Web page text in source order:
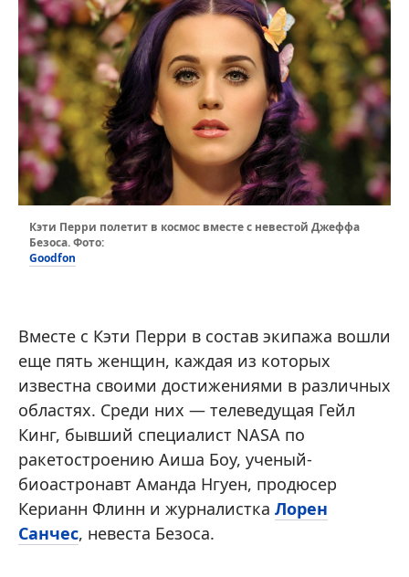
Кэти Перри полетит в космос вместе с невестой Джеффа
Безоса. Фото:
Goodfon
Вместе с Кэти Перри в состав экипажа вошли
еще пять женщин, каждая из которых
известна своими достижениями в различных
областях. Среди них — телеведущая Гейл
Кинг, бывший специалист NASA по
ракетостроению Аиша Боу, ученый-
биоастронавт Аманда Нгуен, продюсер
Керианн Флинн и журналистка Лорен
Санчес, невеста Безоса.